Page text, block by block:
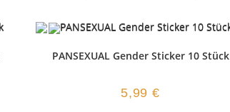
PANSEXUAL Gender Sticker 10 Stück
5,99€